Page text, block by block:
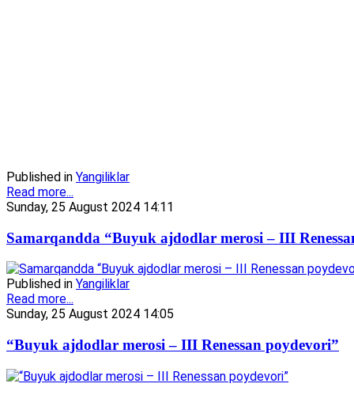
Published in Yangiliklar
Read more...
Sunday, 25 August 2024 14:11
Samarqandda “Buyuk ajdodlar merosi – III
Published in Yangiliklar
Read more...
Sunday, 25 August 2024 14:05
“Buyuk ajdodlar merosi – III Renessan poydevori”